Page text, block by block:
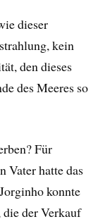
dieser
kein
den dieses
des Meeres so
Für
Vater hatte das
konnte
der Verkauf